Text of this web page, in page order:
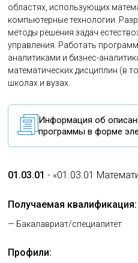
01.03.01- «01.03.01
Получаемая квалификация:
— Бакалавриат/специалитет
Профили:
областях, использующих
компьютерные технологии.
методы решения задач
управления. Работать
аналитиками и бизнес-
математических дисциплин (в
школах и вузах.
Информация об
программы в форме